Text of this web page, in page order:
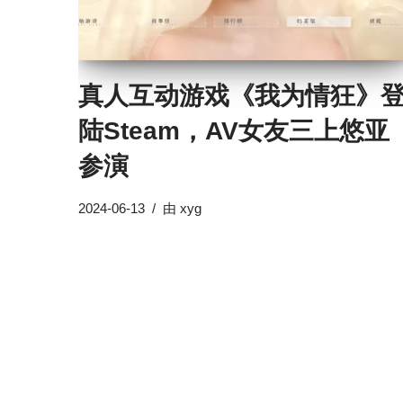
真人互动游戏《我为情狂》
陆Steam，AV女友三上悠亚
参演
2024-06-13 由 xyg